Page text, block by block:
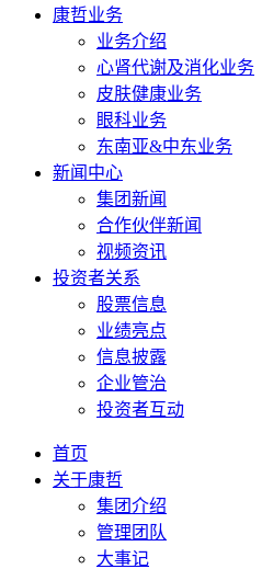
康哲业务
业务介绍
心肾代谢及消化业务
皮肤健康业务
眼科业务
东南亚&中东业务
新闻中心
集团新闻
合作伙伴新闻
视频资讯
投资者关系
股票信息
业绩亮点
信息披露
企业管治
投资者互动
首页
关于康哲
集团介绍
管理团队
大事记